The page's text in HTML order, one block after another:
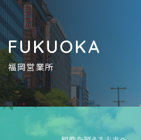
FUKUOKA
福岡営業所